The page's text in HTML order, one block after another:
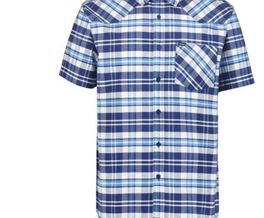
Miesten housut
Miesten farkut
Miesten collegehousut
Miesten shortsit
Miesten asusteet
Vyöt ja olkaimet
Solmiot, rusetit ja taskuliinat
Miesten päähineet, huivit ja käsineet
Miesten yöasut ja alusvaatteet
Miesten alusvaatteet
Miesten sukat
Miesten yöasut
Miesten aamutakit ja kylpytakit
Miesten takit
Miesten nahkatakit
Miesten kevät-ja syystakit
Miesten villakangastakit
Miesten talvitakit